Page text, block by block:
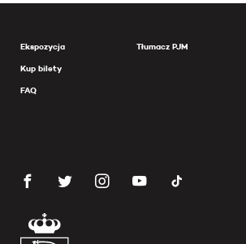
Ekspozycja
Kup bilety
FAQ
Tłumacz PJM